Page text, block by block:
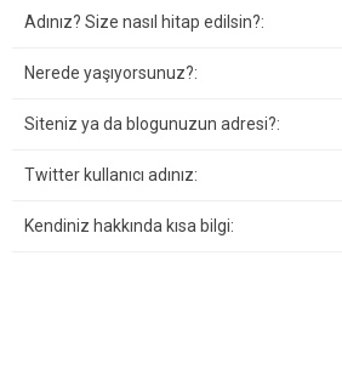
Adınız? Size nasıl hitap edilsin?:
Nerede yaşıyorsunuz?:
Siteniz ya da blogunuzun adresi?:
Twitter kullanıcı adınız:
Kendiniz hakkında kısa bilgi: